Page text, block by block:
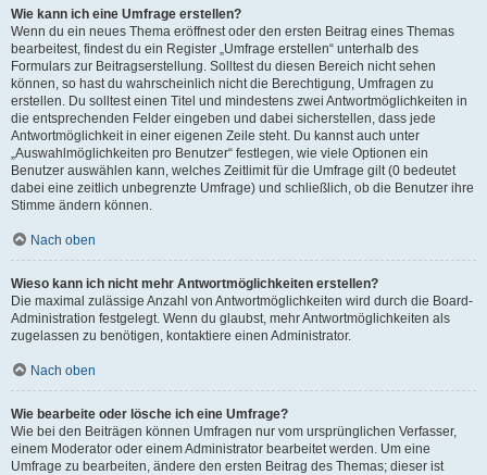
Wie kann ich eine Umfrage erstellen?
Wenn du ein neues Thema eröffnest oder den ersten Beitrag eines Themas
bearbeitest, findest du ein Register „Umfrage erstellen“ unterhalb des
Formulars zur Beitragserstellung. Solltest du diesen Bereich nicht sehen
können, so hast du wahrscheinlich nicht die Berechtigung, Umfragen zu
erstellen. Du solltest einen Titel und mindestens zwei Antwortmöglichkeiten in
die entsprechenden Felder eingeben und dabei sicherstellen, dass jede
Antwortmöglichkeit in einer eigenen Zeile steht. Du kannst auch unter
„Auswahlmöglichkeiten pro Benutzer“ festlegen, wie viele Optionen ein
Benutzer auswählen kann, welches Zeitlimit für die Umfrage gilt (0 bedeutet
dabei eine zeitlich unbegrenzte Umfrage) und schließlich, ob die Benutzer ihre
Stimme ändern können.
Nach oben
Wieso kann ich nicht mehr Antwortmöglichkeiten erstellen?
Die maximal zulässige Anzahl von Antwortmöglichkeiten wird durch die Board-
Administration festgelegt. Wenn du glaubst, mehr Antwortmöglichkeiten als
zugelassen zu benötigen, kontaktiere einen Administrator.
Nach oben
Wie bearbeite oder lösche ich eine Umfrage?
Wie bei den Beiträgen können Umfragen nur vom ursprünglichen Verfasser,
einem Moderator oder einem Administrator bearbeitet werden. Um eine
Umfrage zu bearbeiten, ändere den ersten Beitrag des Themas; dieser ist